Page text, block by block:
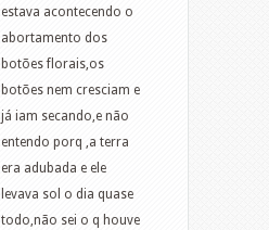
estava acontecendo o
abortamento dos
botões florais,os
botões nem cresciam e
já iam secando,e não
entendo porq ,a terra
era adubada e ele
levava sol o dia quase
todo,não sei o q houve